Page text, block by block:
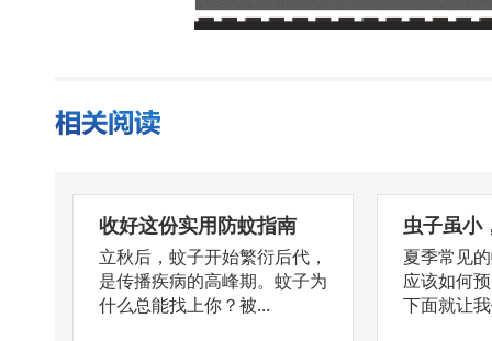
收好这份实用防蚊指南
立秋后，蚊子开始繁衍后代，
是传播疾病的高峰期。蚊子为
什么总能找上你？被...
虫子虽小
夏季常见
应该如何
下面就让